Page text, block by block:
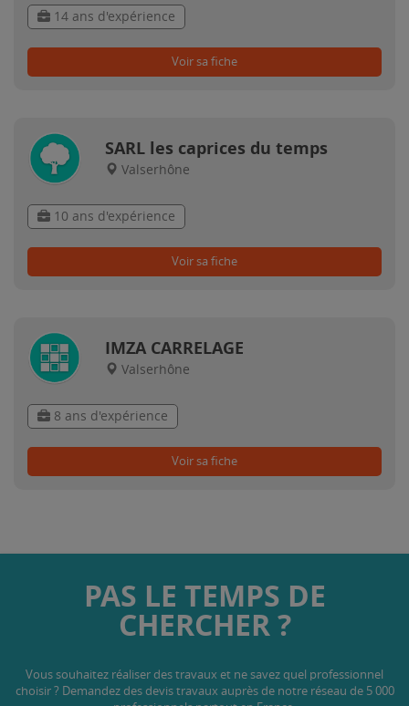
14 ans d'expérience
Voir sa fiche
SARL les caprices du temps
Valserhône
10 ans d'expérience
Voir sa fiche
IMZA CARRELAGE
Valserhône
8 ans d'expérience
Voir sa fiche
PAS LE TEMPS DE
CHERCHER ?
Vous souhaitez réaliser des travaux et ne savez quel professionnel
choisir ? Demandez des devis travaux auprès de notre réseau de 5 000